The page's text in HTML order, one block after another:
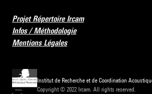
Projet Répertoire Ircam
Infos / Méthodologie
Mentions Légales
Institut de Recherche et de Coordination
Copyright © 2022 Ircam. All rights reserved.